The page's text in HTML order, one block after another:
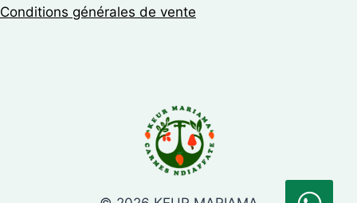
Conditions générales de vente